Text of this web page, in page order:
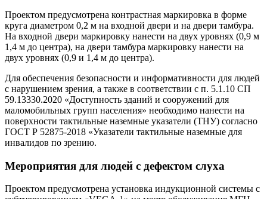
Проектом предусмотрена контрастная маркировка в форме
круга диаметром 0,2 м на входной двери и на двери тамбура.
На входной двери маркировку нанести на двух уровнях (0,9 м
1,4 м до центра), на двери тамбура маркировку нанести на
двух уровнях (0,9 и 1,4 м до центра).
Для обеспечения безопасности и информативности для людей
с нарушением зрения, а также в соответствии с п. 5.1.10 СП
59.13330.2020 «Доступность зданий и сооружений для
маломобильных групп населения» необходимо нанести на
поверхности тактильные наземные указатели (ТНУ) согласно
ГОСТ Р 52875-2018 «Указатели тактильные наземные для
инвалидов по зрению.
Мероприятия для людей с дефектом слуха
Проектом предусмотрена установка индукционной системы с